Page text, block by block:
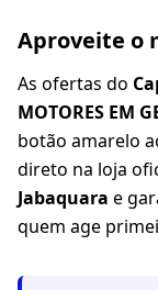
Aproveite o
As ofertas do
MOTORES EM
botão amarelo
direto na loja
Jabaquara e
quem age